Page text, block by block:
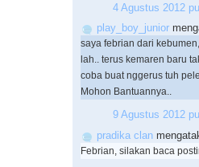
4 Agustus 2012
play_boy_junior
saya febrian dari
lah.. terus kemaren baru
coba buat nggerus tuh
Mohon Bantuannya..
9 Agustus 2012
pradika clan
Febrian, silakan baca